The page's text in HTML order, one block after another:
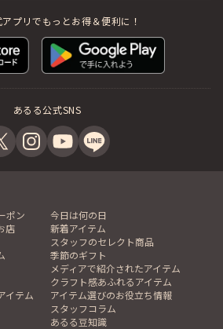
プリでもっとお得＆便利に！
あるる公式SNS
ポン
今日は何の日
店
新着アイテム
スタッフのセレクト商品
季節のギフト
メディアで紹介されたアイテム
クラフト感あふれるアイテム
イテム
アイテム選びのお役立ち情報
スタッフコラム
あるる豆知識